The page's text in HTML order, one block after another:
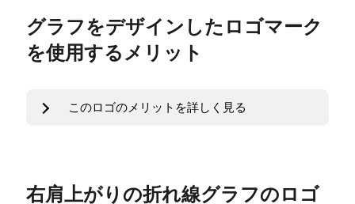
グラフをデザインしたロゴマーク
を使用するメリット
このロゴのメリットを詳しく見る
右肩上がりの折れ線グラフのロゴ